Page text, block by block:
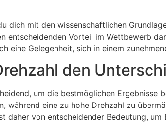
dich mit den wissenschaftlichen
entscheidenden Vorteil im Wettbewerb
eine Gelegenheit, sich in einem
den
um die bestmöglichen Ergebnisse
während eine zu hohe Drehzahl zu
daher von entscheidender Bedeutung,